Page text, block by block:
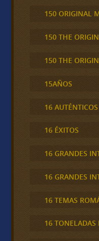
150 ORIGINAL
150 THE
150 THE
15AÑOS
16
16 ÉXITOS
16 GRANDES
16 GRANDES
16 TEMAS
16 TONELADAS